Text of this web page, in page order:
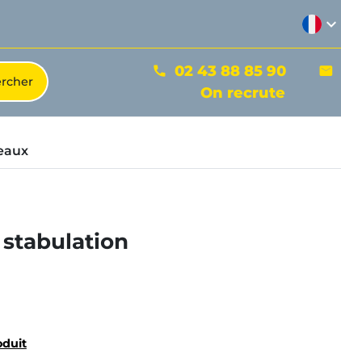
expand_more
phone 02 43 88 85 90 mail
On recrute